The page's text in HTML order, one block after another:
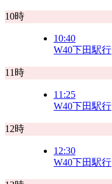
10時
10:40
W40下田駅行
11時
11:25
W40下田駅行
12時
12:30
W40下田駅行